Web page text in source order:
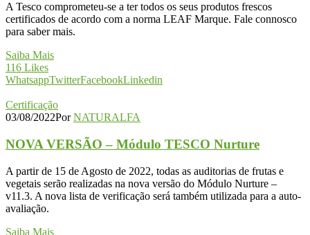
A Tesco comprometeu-se a ter todos os seus produtos frescos
certificados de acordo com a norma LEAF Marque. Fale connosco
para saber mais.
Saiba Mais
116 Likes
WhatsappTwitterFacebookLinkedin
Certificação
03/08/2022PorNATURALFA
NOVA VERSÃO – Módulo TESCO Nurture
A partir de 15 de Agosto de 2022, todas as auditorias de frutas e
vegetais serão realizadas na nova versão do Módulo Nurture –
v11.3. A nova lista de verificação será também utilizada para a auto-
avaliação.
Saiba Mais